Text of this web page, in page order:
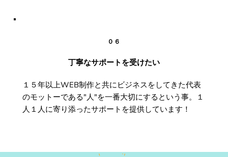
０６
丁寧なサポートを受けたい
１５年以上WEB制作と共にビジネスをしてきた代表
のモットーである"人"を一番大切にするという事。１
人１人に寄り添ったサポートを提供しています！